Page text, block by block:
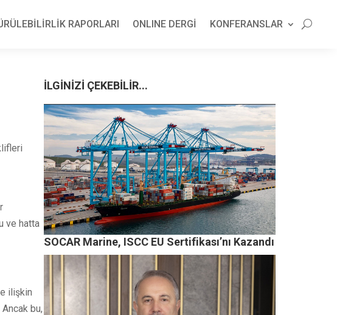
RAPORLARI ONLINE DERGİ KONFERANSLAR
ve hatta
ilişkin
bu,
İLGİNİZİ ÇEKEBİLİR...
SOCAR Marine, ISCC EU Sertifikası’nı Kazandı